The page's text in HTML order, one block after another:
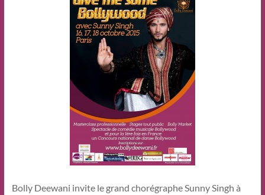
Bolly Deewani invite le grand chorégraphe Sunny Singh à